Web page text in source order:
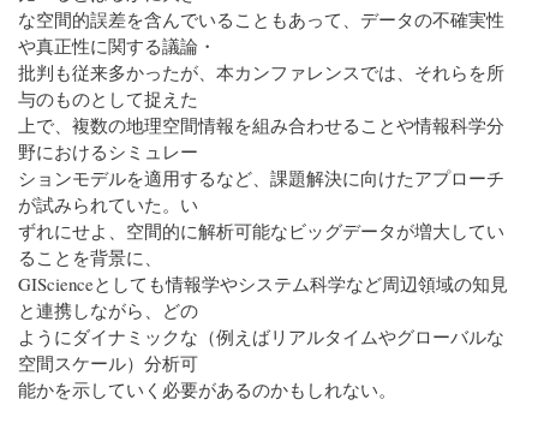
な空間的誤差を含んでいることもあって、データの不確実性
や真正性に関する議論・
批判も従来多かったが、本カンファレンスでは、それらを所
与のものとして捉えた
上で、複数の地理空間情報を組み合わせることや情報科学分
野におけるシミュレー
ションモデルを適用するなど、課題解決に向けたアプローチ
が試みられていた。い
ずれにせよ、空間的に解析可能なビッグデータが増大してい
ることを背景に、
GIScienceとしても情報学やシステム科学など周辺領域の知見
と連携しながら、どの
ようにダイナミックな（例えばリアルタイムやグローバルな
空間スケール）分析可
能かを示していく必要があるのかもしれない。